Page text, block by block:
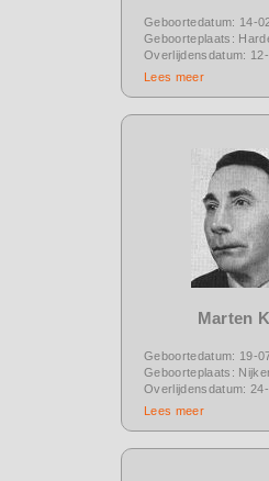
Geboortedatum: 14-
Geboorteplaats:
Overlijdensdatum:
Lees meer
Marten
Geboortedatum: 19-
Geboorteplaats:
Overlijdensdatum:
Lees meer